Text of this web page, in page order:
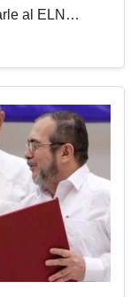
al ELN…